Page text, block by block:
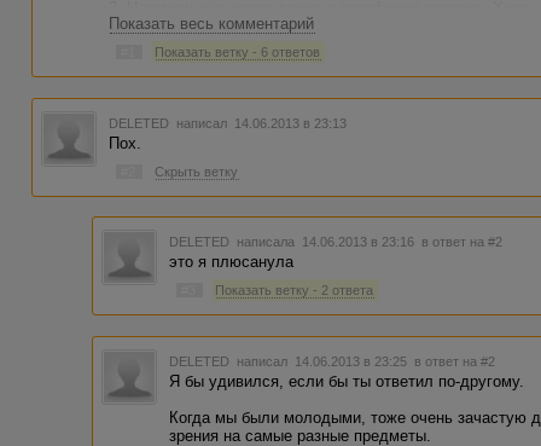
опуская коллегу, что в итоге роют яму сами себе,
десяток ЧС.
3. Срач в темах по поиску авторов и в заказах, когда
остальных коллег.
4. Выполнение работы без учета просьбы ВМ-а
то время, как другие отписываются, такой "умник"
молча сдает.
5. Демонстрация чужих работ под видом своих - ну это
сиюминутный эффект - такие вещи вычисляются на раз.
Ну вот, навскидку примерно так:)
Как я к этому отношусь? Угадай с трех раз:)))
Показать весь комментарий
Показать ветку - 6 ответов
DELETED написал 14.06.2013 в 23:13
Пох.
Скрыть ветку
DELETED написала 14.06.2013 в 23:16 в ответ на #2
это я плюсанула
Показать ветку - 2 ответа
DELETED написал 14.06.2013 в 23:25 в ответ на #2
Я бы удивился, если бы ты ответил по-другому.
Когда мы были молодыми, тоже очень зачастую
зрения на самые разные предметы.